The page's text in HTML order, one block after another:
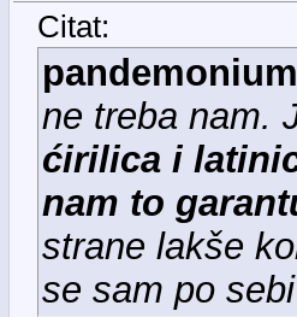
Citat:
pandemonium
ne treba nam.
ćirilica i
nam to
strane lakše
se sam po